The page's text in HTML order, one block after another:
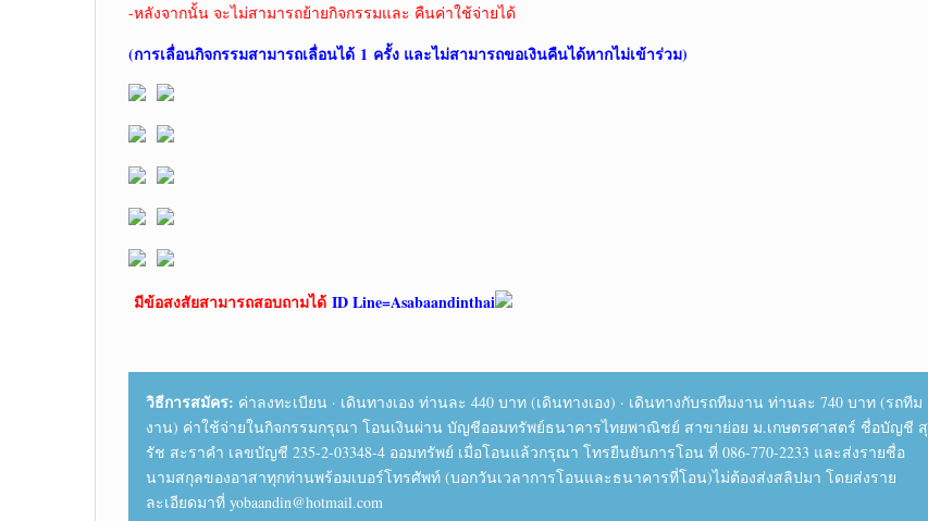
-หลังจากนั้น จะไม่สามารถย้ายกิจกรรมและ คืนค่าใช้จ่ายได้
(การเลื่อนกิจกรรมสามารถเลื่อนได้ 1 ครั้ง และไม่สามารถขอเงินคืนได้หากไม่เข้าร่วม)
มีข้อสงสัยสามารถสอบถามได้ ID Line=Asabaandinthai
วิธีการสมัคร: ค่าลงทะเบียน · เดินทางเอง ท่านละ 440 บาท (เดินทางเอง) · เดินทางกับรถทีมงาน ท่านละ 740 บาท (รถทีม
งาน) ค่าใช้จ่ายในกิจกรรมกรุณา โอนเงินผ่าน บัญชีออมทรัพย์ธนาคารไทยพาณิชย์ สาขาย่อย ม.เกษตรศาสตร์ ชื่อบัญชี สุ
รัช สะราคำ เลขบัญชี 235-2-03348-4 ออมทรัพย์ เมื่อโอนแล้วกรุณา โทรยืนยันการโอน ที่ 086-770-2233 และส่งรายชื่อ
นามสกุลของอาสาทุกท่านพร้อมเบอร์โทรศัพท์ (บอกวันเวลาการโอนและธนาคารที่โอน)ไม่ต้องส่งสลิปมา โดยส่งราย
ละเอียดมาที่ yobaandin@hotmail.com